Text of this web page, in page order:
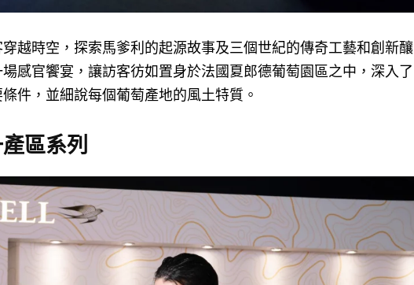
穿越時空，探索馬爹利的起源故事及三個世紀的傳奇工藝和創新釀
感官饗宴，讓訪客彷如置身於法國夏郎德葡萄園區之中，深入了
件，並細說每個葡萄產地的風土特質。
區系列